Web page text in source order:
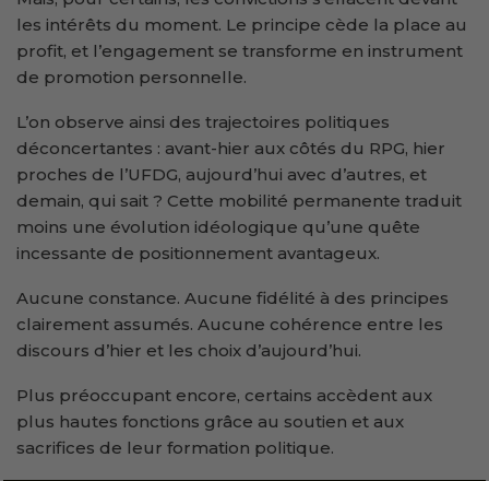
les intérêts du moment. Le principe cède la place au
profit, et l’engagement se transforme en instrument
de promotion personnelle.
L’on observe ainsi des trajectoires politiques
déconcertantes : avant-hier aux côtés du RPG, hier
proches de l’UFDG, aujourd’hui avec d’autres, et
demain, qui sait ? Cette mobilité permanente traduit
moins une évolution idéologique qu’une quête
incessante de positionnement avantageux.
Aucune constance. Aucune fidélité à des principes
clairement assumés. Aucune cohérence entre les
discours d’hier et les choix d’aujourd’hui.
Plus préoccupant encore, certains accèdent aux
plus hautes fonctions grâce au soutien et aux
sacrifices de leur formation politique.